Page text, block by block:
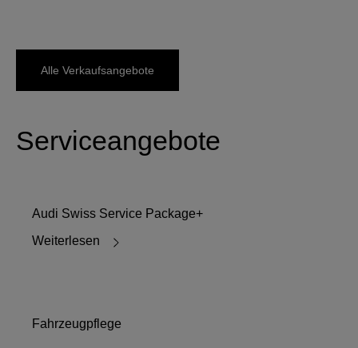
Alle Verkaufsangebote
Serviceangebote
Audi Swiss Service Package+
Weiterlesen
Fahrzeugpflege